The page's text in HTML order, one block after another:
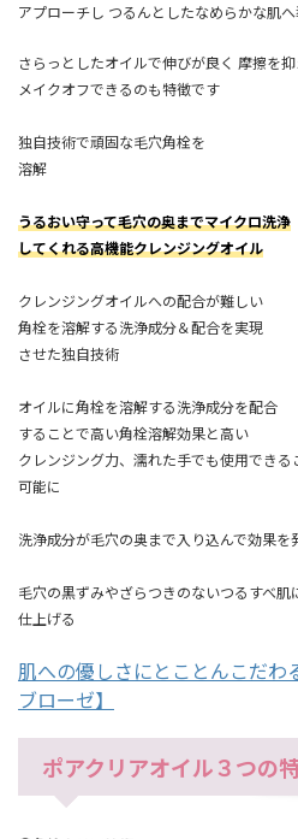
アプローチし つるんとしたなめらかな肌
さらっとしたオイルで伸びが良く 摩擦を
メイクオフできるのも特徴です
独自技術で頑固な毛穴角栓を
溶解
うるおい守って毛穴の奥までマイクロ洗浄
してくれる高機能クレンジングオイル
クレンジングオイルへの配合が難しい
角栓を溶解する洗浄成分＆配合を実現
させた独自技術
オイルに角栓を溶解する洗浄成分を配合
することで高い角栓溶解効果と高い
クレンジング力、濡れた手でも使用できる
可能に
洗浄成分が毛穴の奥まで入り込んで効果を
毛穴の黒ずみやざらつきのないつるすべ肌
仕上げる
肌への優しさにとことんこだわ
ブローゼ】
ポアクリアオイル３つの